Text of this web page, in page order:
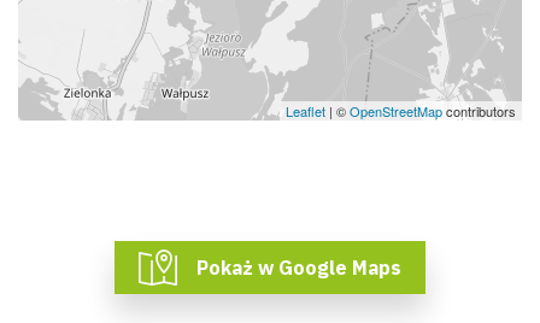
Leaflet | ©OpenStreetMapcontributors
Pokaż w Google Maps